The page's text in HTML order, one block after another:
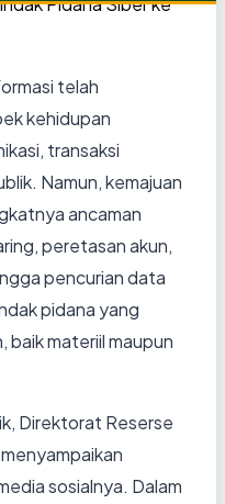
telah
kehidupan
transaksi
Namun, kemajuan
ancaman
peretasan akun,
pencurian data
pidana yang
baik materiil maupun
Direktorat Reserse
sosialnya. Dalam